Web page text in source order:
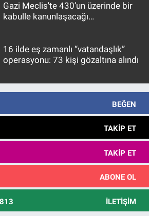
Gazi Meclis'te 430’un üzerinde bir
kabulle kanunlaşacağı
16 ilde eş zamanlı “vatandaşlık”
operasyonu: 73 kişi gözaltına alındı
BEĞEN
TAKIP ET
TAKIP ET
ABONE OL
İLETIŞIM